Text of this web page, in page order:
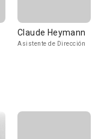
Claude Heymann
Asistente de Dirección